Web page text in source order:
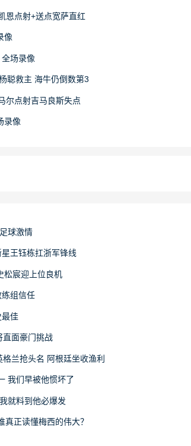
恩点射+送点宽萨直红
像
场录像
聪救主 海牛仍倒数第3
尔点射吉马良斯失点
录像
球激情
王钰栋扛浙军锋线
松宸迎上位良机
组信任
最佳
直面豪门挑战
兰抢头名 阿根廷坐收渔利
我们早被他惯坏了
就料到他必爆发
正读懂梅西的伟大？